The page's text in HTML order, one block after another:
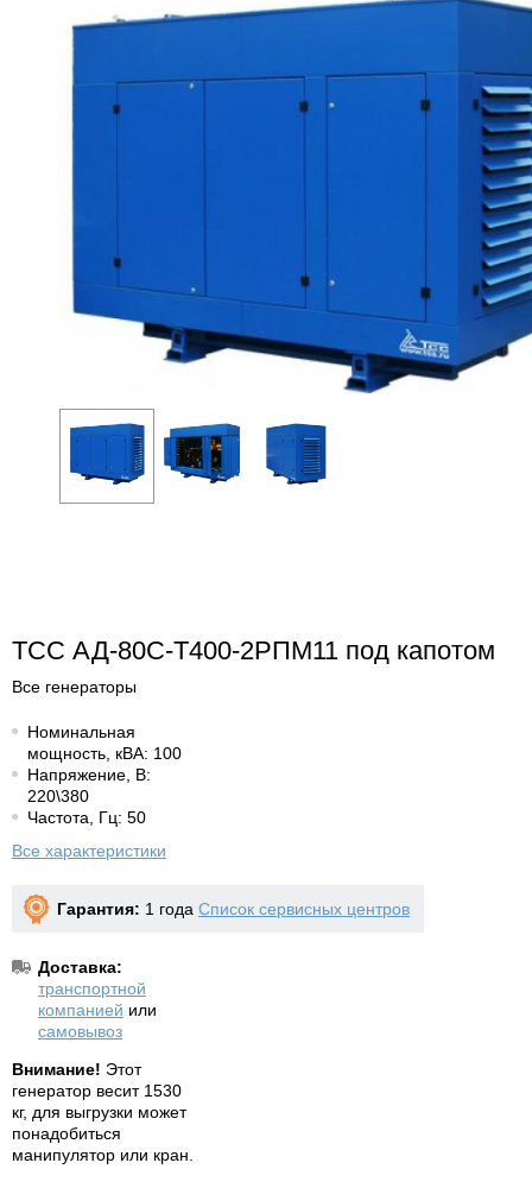
ТСС АД-80С-Т400-2РПМ11 под капотом
Все генераторы
Номинальная
мощность, кВА: 100
Напряжение, В:
220\380
Частота, Гц: 50
Все характеристики
Гарантия: 1 года Список сервисных центров
Доставка:
транспортной
компанией или
самовывоз
Внимание! Этот
генератор весит 1530
кг, для выгрузки может
понадобиться
манипулятор или кран.